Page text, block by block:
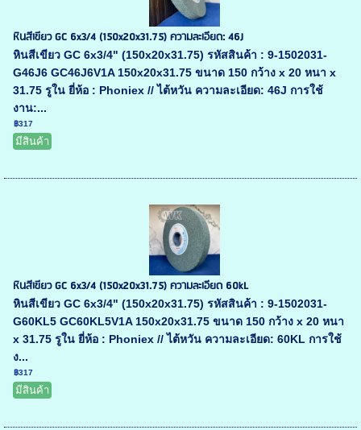
หินสีเขียว GC 6x3/4 (150x20x31.75) ความละเอียด: 46J
หินสีเขียว GC 6x3/4" (150x20x31.75) รหัสสินค้า : 9-1502031-
G46J6 GC46J6V1A 150x20x31.75 ขนาด 150 กว้าง x 20 หนา x
31.75 รูใน ยี่ห้อ : Phoniex // ไต้หวัน ความละเอียด: 46J การใช้
งาน:...
฿317
มีสินค้า
หินสีเขียว GC 6x3/4 (150x20x31.75) ความละเอียด 60kL
หินสีเขียว GC 6x3/4" (150x20x31.75) รหัสสินค้า : 9-1502031-
G60KL5 GC60KL5V1A 150x20x31.75 ขนาด 150 กว้าง x 20 หนา
x 31.75 รูใน ยี่ห้อ : Phoniex // ไต้หวัน ความละเอียด: 60KL การใช้
ง...
฿317
มีสินค้า